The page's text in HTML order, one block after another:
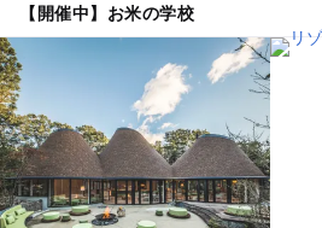
【開催中】お米の学校